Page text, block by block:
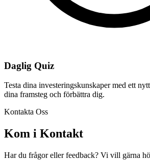
Daglig Quiz
Testa dina investeringskunskaper med ett
dina framsteg och förbättra dig.
Kontakta Oss
Kom i Kontakt
Har du frågor eller feedback? Vi vill gärna